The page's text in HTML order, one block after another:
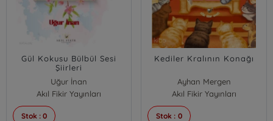
Gül Kokusu Bülbül Sesi
Şiirleri
Uğur İnan
Akıl Fikir Yayınları
Stok : 0
Kediler Kralının Konağı
Ayhan Mergen
Akıl Fikir Yayınları
Stok : 0